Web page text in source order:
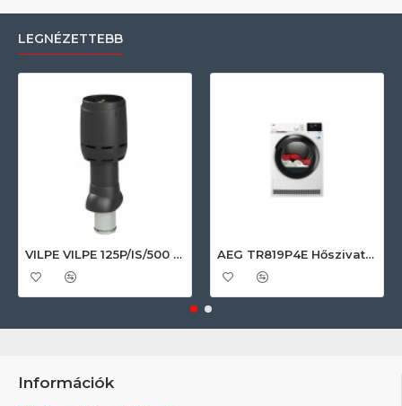
LEGNÉZETTEBB
VILPE VILPE 125P/IS/500 FLOW tetőszellőző, fekete Szellőztető ventilátor tartozékok AEG TR819P4E Hőszivattyús szárítógép
Információk